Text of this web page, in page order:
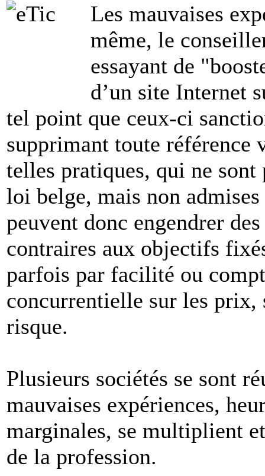
Les mauvaises
même, le
essayant de
d’un site Internet
tel point que ceux-ci
supprimant toute
telles pratiques, qui ne sont
loi belge, mais non
peuvent donc engendrer
contraires aux objectifs
parfois par facilité ou
concurrentielle sur les prix,
risque.
Plusieurs sociétés se sont
mauvaises expériences,
marginales, se multiplient
de la profession.